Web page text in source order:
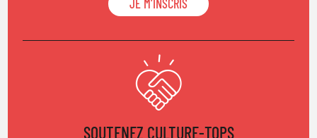
JE M'INSCRIS
SOUTENEZ CULTURE-TOPS